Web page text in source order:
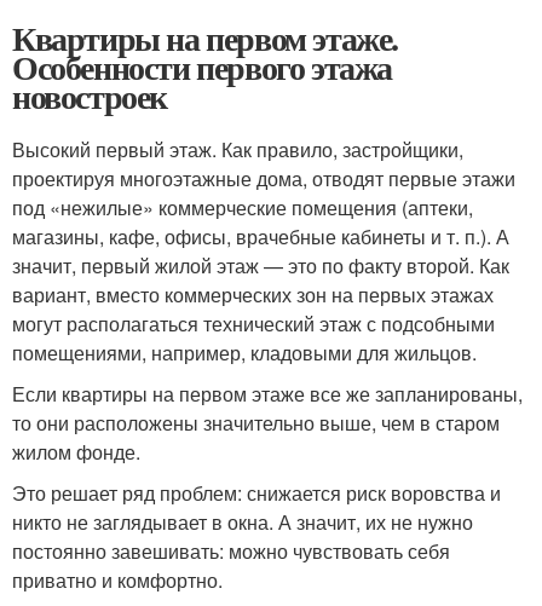
Квартиры на первом этаже.
Особенности первого этажа
новостроек
Высокий первый этаж. Как правило, застройщики,
проектируя многоэтажные дома, отводят первые этажи
под «нежилые» коммерческие помещения (аптеки,
магазины, кафе, офисы, врачебные кабинеты и т. п.). А
значит, первый жилой этаж — это по факту второй. Как
вариант, вместо коммерческих зон на первых этажах
могут располагаться технический этаж с подсобными
помещениями, например, кладовыми для жильцов.
Если квартиры на первом этаже все же запланированы,
то они расположены значительно выше, чем в старом
жилом фонде.
Это решает ряд проблем: снижается риск воровства и
никто не заглядывает в окна. А значит, их не нужно
постоянно завешивать: можно чувствовать себя
приватно и комфортно.